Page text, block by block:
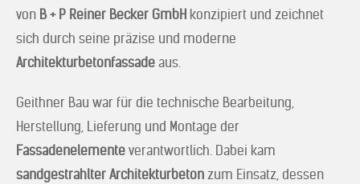
von B + P Reiner Becker GmbH konzipiert und zeichnet
sich durch seine präzise und moderne
Architekturbetonfassade aus.
Geithner Bau war für die technische Bearbeitung,
Herstellung, Lieferung und Montage der
Fassadenelemente verantwortlich. Dabei kam
sandgestrahlter Architekturbeton zum Einsatz, dessen